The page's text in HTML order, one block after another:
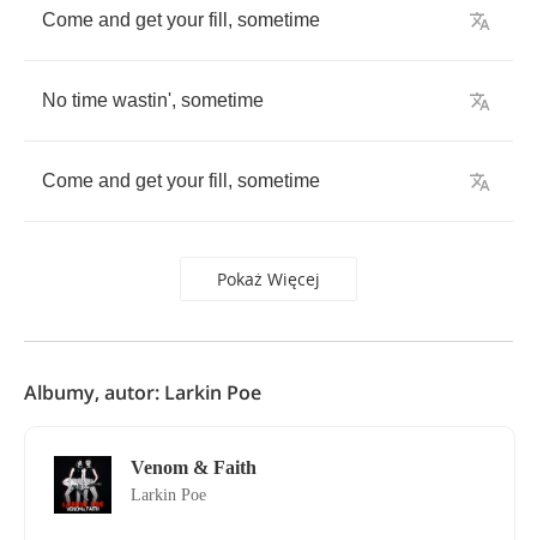
Come and get your fill , sometime
No time wastin', sometime
Come and get your fill , sometime
Pokaż Więcej
Albumy, autor: Larkin Poe
Venom & Faith
Larkin Poe